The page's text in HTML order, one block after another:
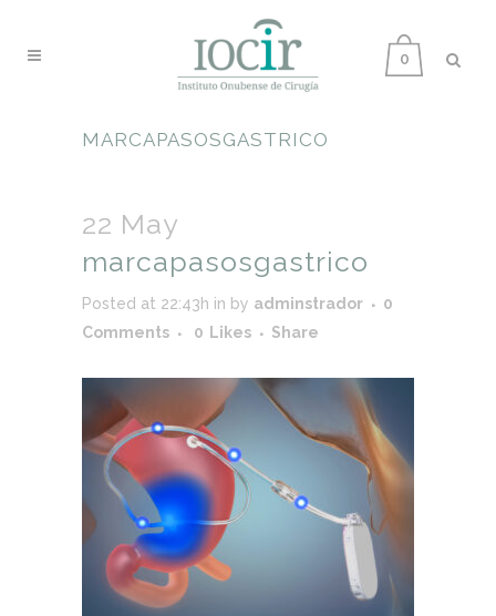
0
MARCAPASOSGASTRICO
22 May
marcapasosgastrico
Posted at 22:43h in by adminstrador
0
Comments
0 Likes Share